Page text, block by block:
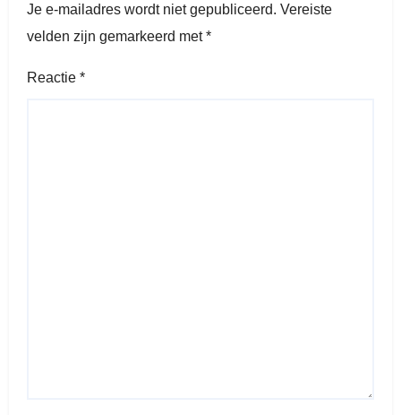
Je e-mailadres wordt niet gepubliceerd. Vereiste
velden zijn gemarkeerd met*
Reactie *